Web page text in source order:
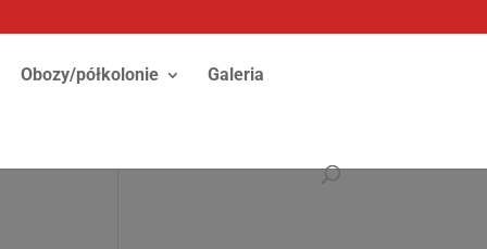
Obozy/półkolonie Galeria